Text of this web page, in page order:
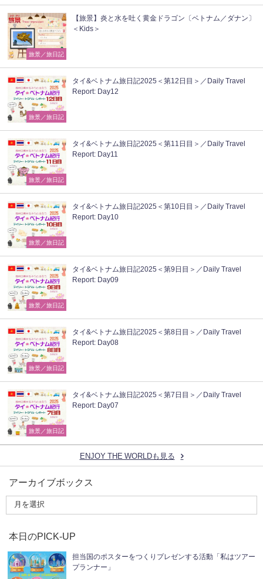
旅景／旅日記
【旅景】炎と水を吐く黄金ドラゴン〔ベトナム／ダナン〕
＜Kids＞
旅景／旅日記
タイ&ベトナム旅日記2025＜第12日目＞／Daily Travel
Report: Day12
旅景／旅日記
タイ&ベトナム旅日記2025＜第11日目＞／Daily Travel
Report: Day11
旅景／旅日記
タイ&ベトナム旅日記2025＜第10日目＞／Daily Travel
Report: Day10
旅景／旅日記
タイ&ベトナム旅日記2025＜第9日目＞／Daily Travel
Report: Day09
旅景／旅日記
タイ&ベトナム旅日記2025＜第8日目＞／Daily Travel
Report: Day08
旅景／旅日記
タイ&ベトナム旅日記2025＜第7日目＞／Daily Travel
Report: Day07
ENJOY THE WORLDも見る
アーカイブボックス
本日のPICK-UP
担当国のポスターをつくりプレゼンする活動「私はツアー
プランナー」